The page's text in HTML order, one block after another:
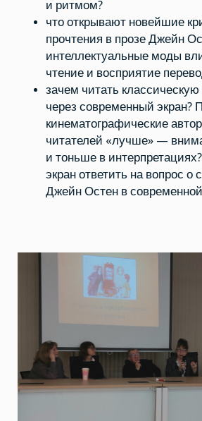
и ритмом?
что открывают новейшие
прочтения в прозе Джейн
интеллектуальные моды
чтение и восприятие
зачем читать
через современный экран?
кинематографические
читателей «лучше» —
и тоньше в
экран ответить на вопрос о
Джейн Остен в современной